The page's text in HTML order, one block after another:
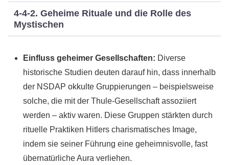
4-4-2. Geheime Rituale und die Rolle des
Mystischen
Einfluss geheimer Gesellschaften: Diverse
historische Studien deuten darauf hin, dass innerhalb
der NSDAP okkulte Gruppierungen – beispielsweise
solche, die mit der Thule-Gesellschaft assoziiert
werden – aktiv waren. Diese Gruppen stärkten durch
rituelle Praktiken Hitlers charismatisches Image,
indem sie seiner Führung eine geheimnisvolle, fast
übernatürliche Aura verliehen.